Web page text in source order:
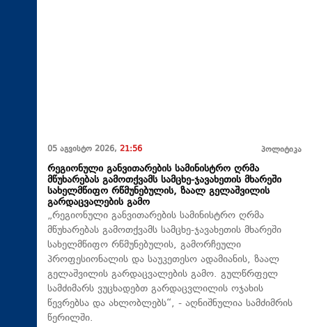
05 აგვისტო 2026, 21:56 პოლიტიკა
რეგიონული განვითარების სამინისტრო ღრმა
მწუხარებას გამოთქვამს სამცხე-ჯავახეთის მხარეში
სახელმწიფო რწმუნებულის, ზაალ გელაშვილის
გარდაცვალების გამო
„რეგიონული განვითარების სამინისტრო ღრმა
მწუხარებას გამოთქვამს სამცხე-ჯავახეთის მხარეში
სახელმწიფო რწმუნებულის, გამორჩეული
პროფესიონალის და საუკეთესო ადამიანის, ზაალ
გელაშვილის გარდაცვალების გამო. გულწრფელ
სამძიმარს ვუცხადებთ გარდაცვლილის ოჯახის
წევრებსა და ახლობლებს“, - აღნიშნულია სამძიმრის
წერილში.